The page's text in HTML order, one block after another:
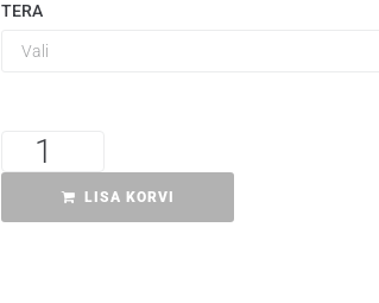
TERA
LISA KORVI